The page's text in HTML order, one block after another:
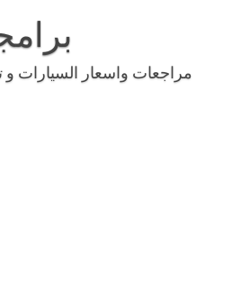
مراجعات واسعار السيارات و